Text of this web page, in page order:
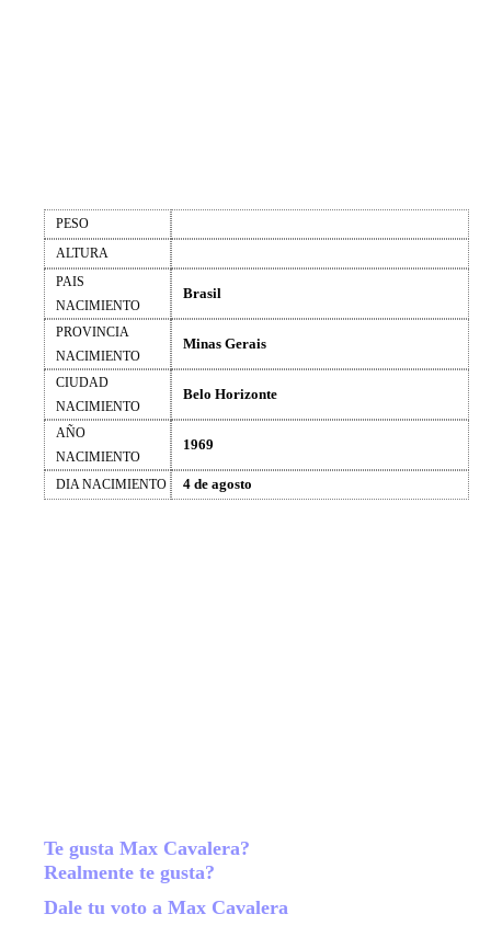
PESO
ALTURA
PAIS
NACIMIENTO
Brasil
PROVINCIA
NACIMIENTO
Minas Gerais
CIUDAD
NACIMIENTO
Belo Horizonte
AÑO
NACIMIENTO
1969
DIA NACIMIENTO 4 de agosto
Te gusta Max Cavalera?
Realmente te gusta?
Dale tu voto a Max Cavalera